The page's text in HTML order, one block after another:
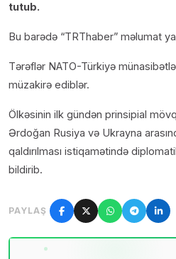
tutub.
Bu barədə “TRThaber” məlumat
Tərəflər NATO-Türkiyə
müzakirə ediblər.
Ölkəsinin ilk gündən prinsipial
Ərdoğan Rusiya və Ukrayna
qaldırılması istiqamətində
bildirib.
PAYLAŞ